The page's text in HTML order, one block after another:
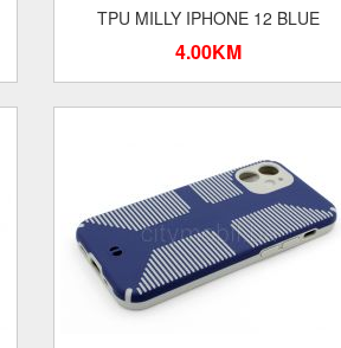
TPU MILLY IPHONE 12 BLUE
4.00KM